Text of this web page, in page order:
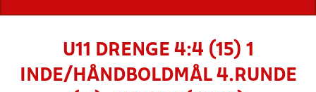
U11 DRENGE 4:4 (15) 1
INDE/HÅNDBOLDMÅL 4.RUNDE